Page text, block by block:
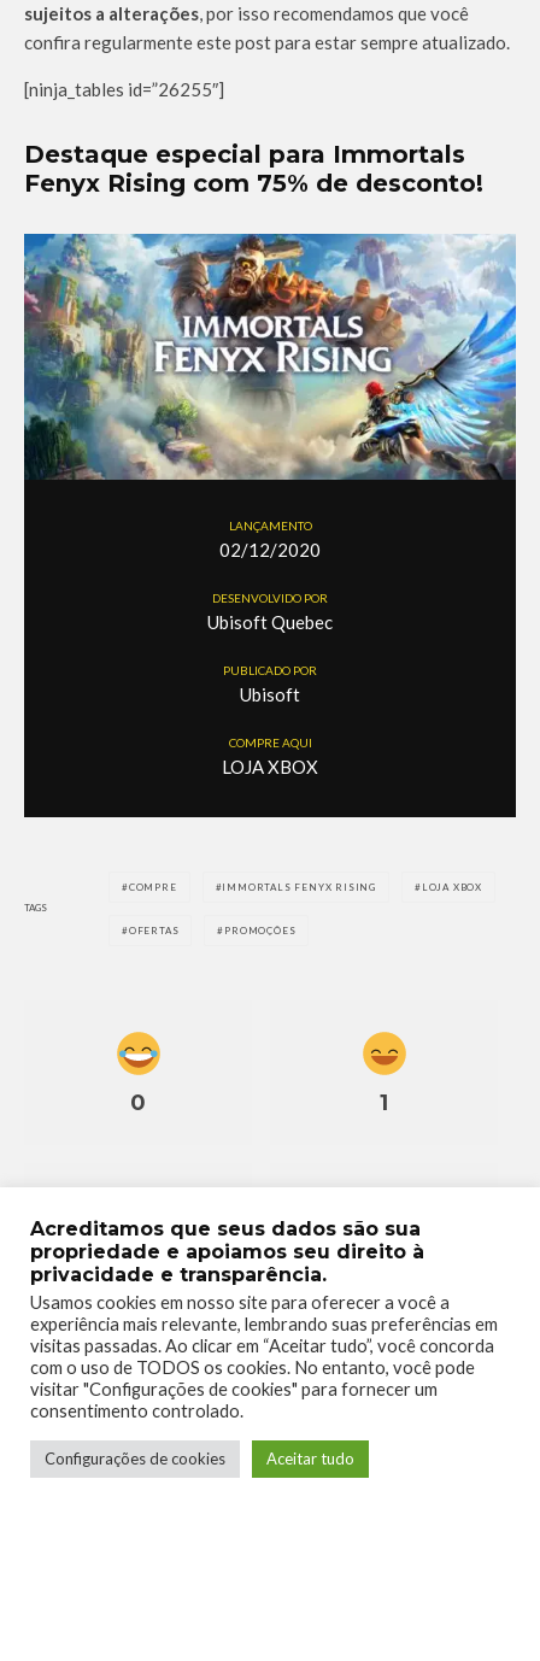
sujeitos a alterações, por isso recomendamos que você
confira regularmente este post para estar sempre atualizado.
[ninja_tables id=”26255″]
Destaque especial para Immortals
Fenyx Rising com 75% de desconto!
LANÇAMENTO
02/12/2020
DESENVOLVIDO POR
Ubisoft Quebec
PUBLICADO POR
Ubisoft
COMPRE AQUI
LOJA XBOX
TAGS
COMPRE IMMORTALS FENYX RISING LOJA XBOX
OFERTAS PROMOÇÕES
0 1
0 0
Acreditamos que seus dados são sua
propriedade e apoiamos seu direito à
privacidade e transparência.
Usamos cookies em nosso site para oferecer a você a
experiência mais relevante, lembrando suas preferências em
visitas passadas. Ao clicar em “Aceitar tudo”, você concorda
com o uso de TODOS os cookies. No entanto, você pode
visitar "Configurações de cookies" para fornecer um
consentimento controlado.
Configurações de cookies Aceitar tudo